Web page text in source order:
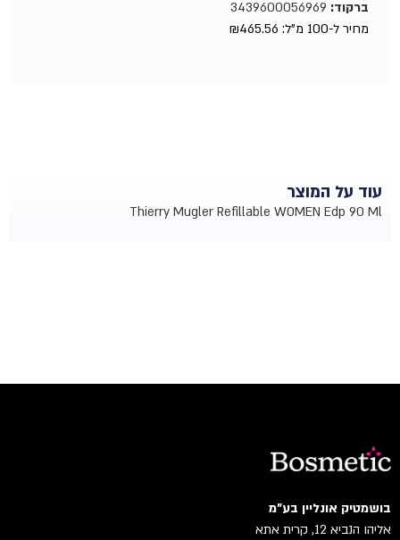
ברקוד:3439600056969
מחיר ל-100 מ"ל:
₪465.56
עוד על המוצר
Thierry Mugler Refillable WOMEN Edp 90 Ml
בושמטיק אונליין בע"מ
אליהו הנביא 12, קרית אתא